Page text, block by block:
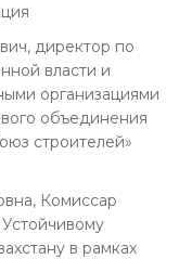
директор по
власти и
организациями
объединения
строителей»
Комиссар
в рамках